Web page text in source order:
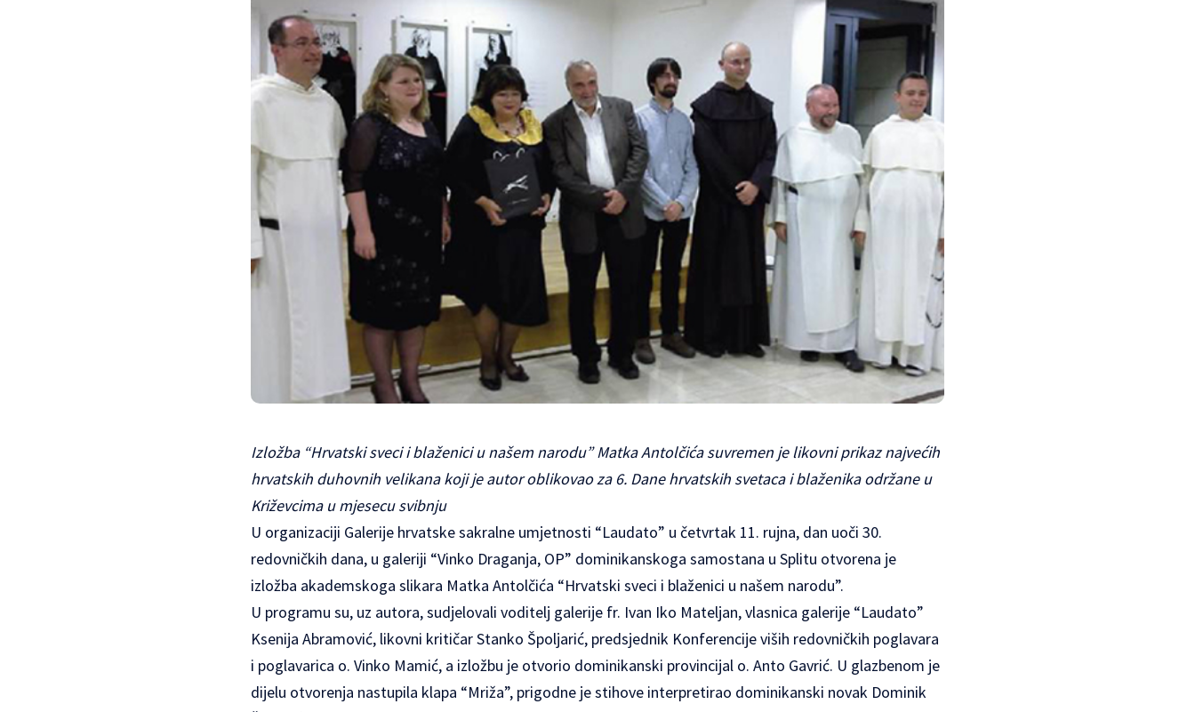
Izložba “Hrvatski sveci i blaženici u našem narodu” Matka Antolčića suvremen je likovni prikaz najvećih
hrvatskih duhovnih velikana koji je autor oblikovao za 6. Dane hrvatskih svetaca i blaženika održane u
Križevcima u mjesecu svibnju
U organizaciji Galerije hrvatske sakralne umjetnosti “Laudato” u četvrtak 11. rujna, dan uoči 30.
redovničkih dana, u galeriji “Vinko Draganja, OP” dominikanskoga samostana u Splitu otvorena je
izložba akademskoga slikara Matka Antolčića “Hrvatski sveci i blaženici u našem narodu”.
U programu su, uz autora, sudjelovali voditelj galerije fr. Ivan Iko Mateljan, vlasnica galerije “Laudato”
Ksenija Abramović, likovni kritičar Stanko Špoljarić, predsjednik Konferencije viših redovničkih poglavara
i poglavarica o. Vinko Mamić, a izložbu je otvorio dominikanski provincijal o. Anto Gavrić. U glazbenom je
dijelu otvorenja nastupila klapa “Mriža”, prigodne je stihove interpretirao dominikanski novak Dominik